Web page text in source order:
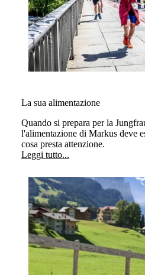
La sua alimentazione
Quando si prepara per la
l'alimentazione di Markus deve
cosa presta attenzione.
Leggi tutto...